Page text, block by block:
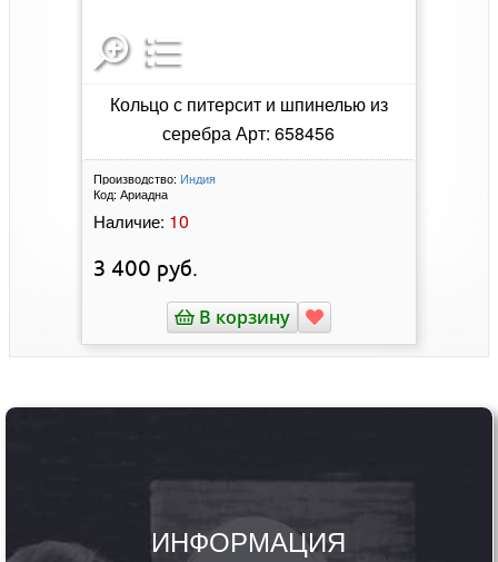
Кольцо с питерсит и шпинелью из
серебра Арт: 658456
Производство: Индия
Код: Ариадна
Наличие: 10
3 400 руб.
В корзину
ИНФОРМАЦИЯ